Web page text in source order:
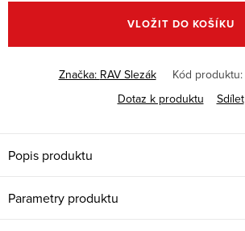
cena:
VLOŽIT DO KOŠÍKU
Značka: RAV Slezák Kód produktu:
Dotaz k produktu
Sdílet
Popis produktu
Parametry produktu